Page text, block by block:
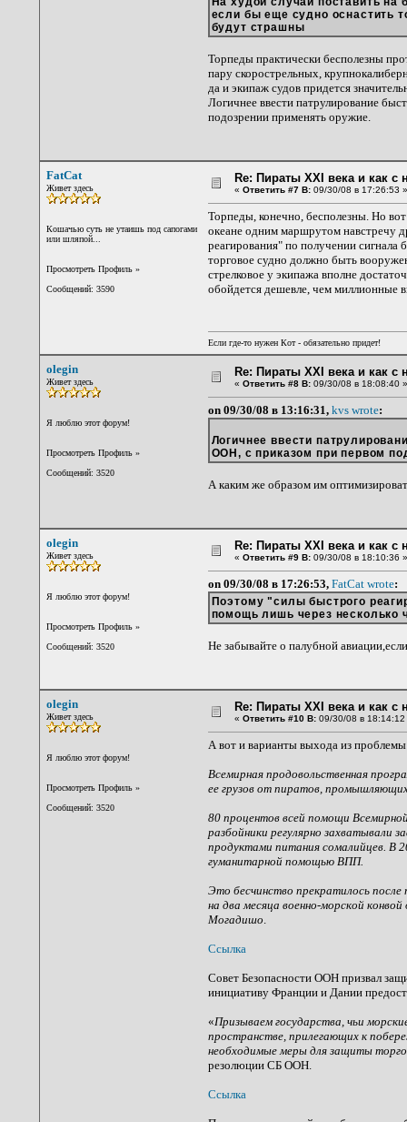
если бы еще судно оснастить
будут страшны
Торпеды практически бесполезны
пару скорострельных,
да и экипаж судов придется
Логичнее ввести патрулирование
подозрении применять оружие.
FatCat
Живет здесь
Кошачью суть не утаишь под сапогами
или шляпой...
Просмотреть Профиль»
Сообщений: 3590
Re: Пираты XXI века и как с
« Ответить #7 В:09/30/08 в 17:26:53 »
Торпеды, конечно, бесполезны. Но
океане одним маршрутом навстречу
реагирования" по получении сигнала
торговое судно должно быть
стрелковое у экипажа вполне
обойдется дешевле, чем миллионные
Если где-то нужен Кот - обязательно придет!
olegin
Живет здесь
Я люблю этот форум!
Просмотреть Профиль»
Сообщений: 3520
Re: Пираты XXI века и как с
« Ответить #8 В:09/30/08 в 18:08:40 »
on 09/30/08 в 13:16:31, kvs wrote:
Логичнее ввести
ООН, с приказом при первом
А каким же образом им
olegin
Живет здесь
Я люблю этот форум!
Просмотреть Профиль»
Сообщений: 3520
Re: Пираты XXI века и как с
« Ответить #9 В:09/30/08 в 18:10:36 »
on 09/30/08 в 17:26:53, FatCat wrote:
Поэтому "силы быстрого
помощь лишь через несколько
Не забывайте о палубной
olegin
Живет здесь
Я люблю этот форум!
Просмотреть Профиль»
Сообщений: 3520
Re: Пираты XXI века и как с
« Ответить #10 В:09/30/08 в 18:14:12
А вот и варианты выхода из
Всемирная продовольственная
ее грузов от пиратов,
80 процентов всей помощи
разбойники регулярно
продуктами питания сомалийцев. В
гуманитарной помощью ВПП.
Это бесчинство прекратилось
на два месяца военно-морской
Могадишо.
Ссылка
Совет Безопасности ООН призвал
инициативу Франции и Дании
«Призываем государства, чьи
пространстве, прилегающих к
необходимые меры для защиты
резолюции СБ ООН.
Ссылка